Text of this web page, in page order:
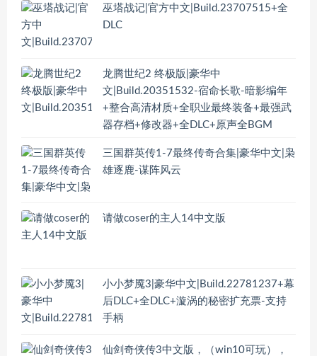
巫塔战记|官方中文|Build.23707515+全
DLC
龙腾世纪2 终极版|豪华中
文|Build.20351532-宿命长歌-暗影编年
+整合高清材质+全职业最终装备+最强武
器存档+修改器+全DLC+原声全BGM
三国群英传1-7最终传奇合集|豪华中文|枭
雄逐鹿-谋阵风云
请做coser的主人14中文版
小小梦魇3|豪华中文|Build.22781237+幕
后DLC+全DLC+漩涡的秘密扩充票-支持
手柄
仙剑奇侠传3中文版，（win10可玩），